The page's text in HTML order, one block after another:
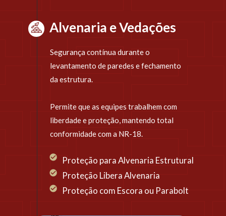
Alvenaria e Vedações
Segurança contínua durante o
levantamento de paredes e fechamento
da estrutura.
Permite que as equipes trabalhem com
liberdade e proteção, mantendo total
conformidade com a NR-18.
Proteção para Alvenaria Estrutural
Proteção Libera Alvenaria
Proteção com Escora ou Parabolt